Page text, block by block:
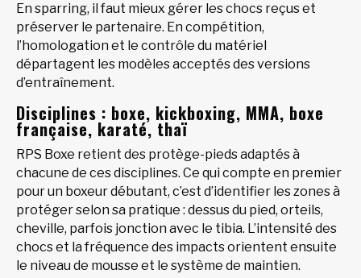
En sparring, il faut mieux gérer les chocs reçus et
préserver le partenaire. En compétition,
l’homologation et le contrôle du matériel
départagent les modèles acceptés des versions
d’entraînement.
Disciplines : boxe, kickboxing, MMA, boxe
française, karaté, thaï
RPS Boxe retient des protège-pieds adaptés à
chacune de ces disciplines. Ce qui compte en premier
pour un boxeur débutant, c’est d’identifier les zones à
protéger selon sa pratique : dessus du pied, orteils,
cheville, parfois jonction avec le tibia. L’intensité des
chocs et la fréquence des impacts orientent ensuite
le niveau de mousse et le système de maintien.